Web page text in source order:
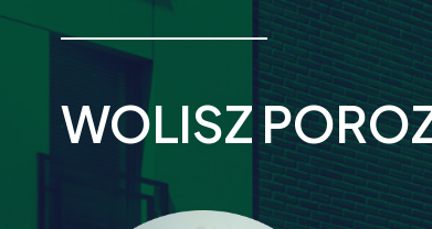
WOLISZ